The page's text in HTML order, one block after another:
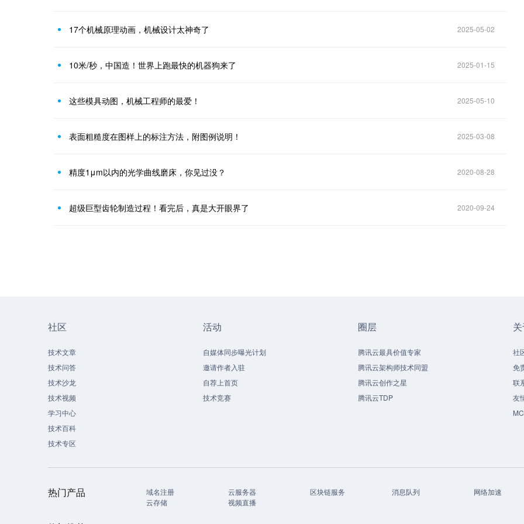
17个机械原理动画，机械设计太神奇了 2025-05-02
10米/秒，中国造！世界上跑最快的机器狗来了 2025-01-15
这些模具动图，机械工程师的最爱！ 2025-05-10
表面粗糙度在图样上的标注方法，附图例说明！ 2025-03-08
精度1μm以内的光学曲线磨床，你见过没？ 2020-08-28
超级巨型齿轮制造过程！看完后，真是大开眼界了 2020-09-24
社区
技术文章
技术问答
技术沙龙
技术视频
学习中心
技术百科
技术专区
活动
自媒体同步曝光计划
邀请作者入驻
自荐上首页
技术竞赛
圈层
腾讯云最具价值专家
腾讯云架构师技术同盟
腾讯云创作之星
腾讯云TDP
社
免
联
友
热门产品 域名注册 云服务器 区块链服务 消息队列
网络加速
云存储
视频直播